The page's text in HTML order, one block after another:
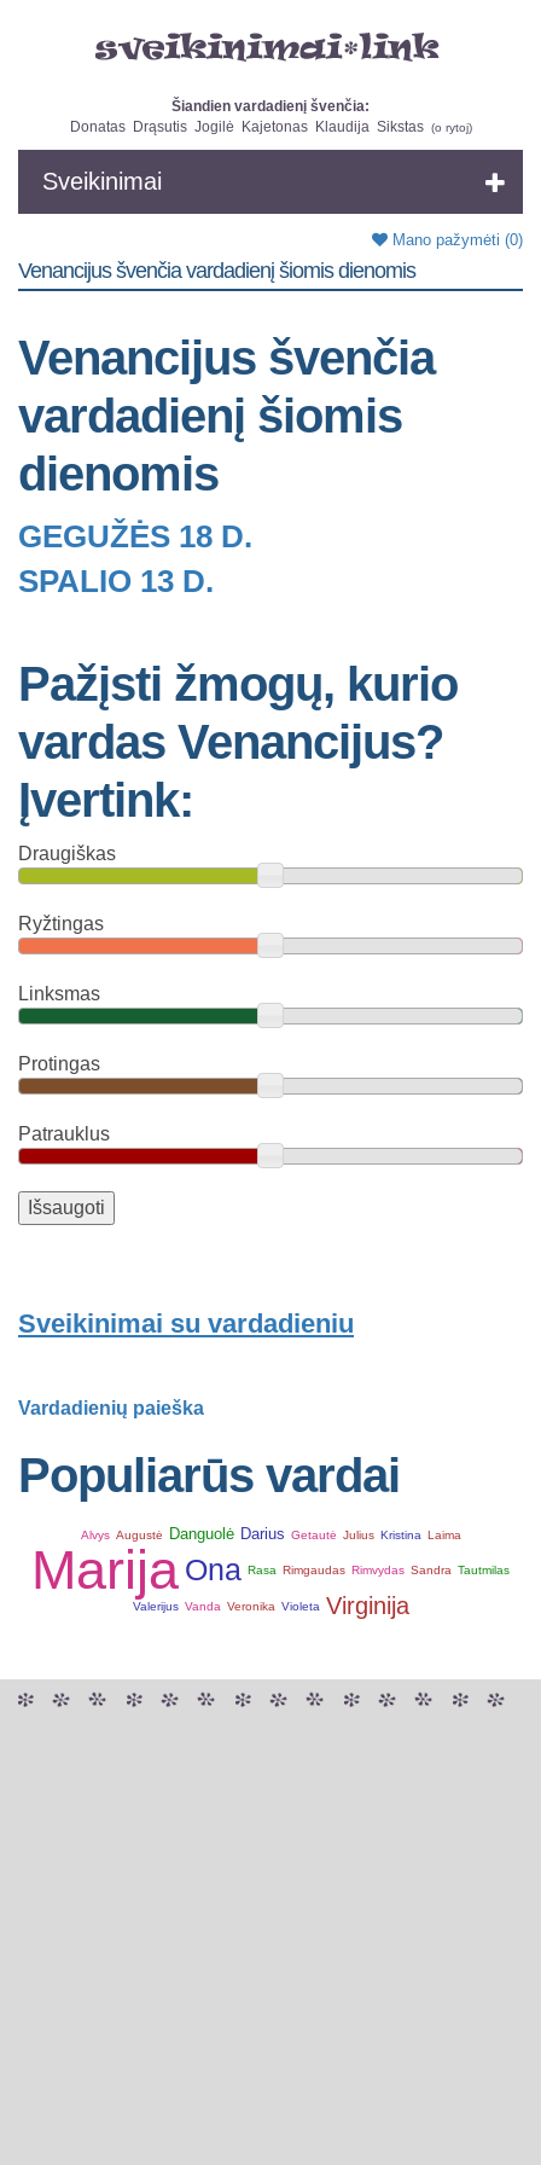
Šiandien vardadienį švenčia:
Donatas
Drąsutis Jogilė Kajetonas Klaudija Sikstas (o rytoj)
Sveikinimai
Mano pažymėti (0)
Venancijus švenčia vardadienį šiomis dienomis
Venancijus švenčia
vardadienį šiomis
dienomis
GEGUŽĖS 18 D.
SPALIO 13 D.
Pažįsti žmogų, kurio
vardas Venancijus?
Įvertink:
Draugiškas
Ryžtingas
Linksmas
Protingas
Patrauklus
Sveikinimai su vardadieniu
Vardadienių paieška
Populiarūs vardai
Alvys Augustė Danguolė Darius Getautė Julius Kristina Laima
Marija Ona Rasa Rimgaudas Rimvydas Sandra Tautmilas
Valerijus Vanda Veronika Violeta Virginija